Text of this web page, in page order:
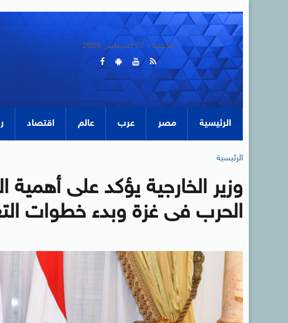
الجمعة - 07 أغسطس 2026
الرئيسية مصر عرب عالم اقتصاد
الرئيسية
وزير الخارجية يؤكد على أهمية
الحرب فى غزة وبدء خطوات